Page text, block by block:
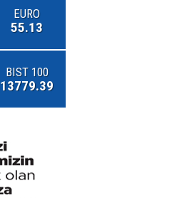
EURO
55.13
BIST 100
13779.39